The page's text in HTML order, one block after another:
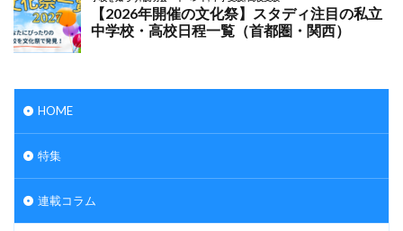
HOME
特集
連載コラム